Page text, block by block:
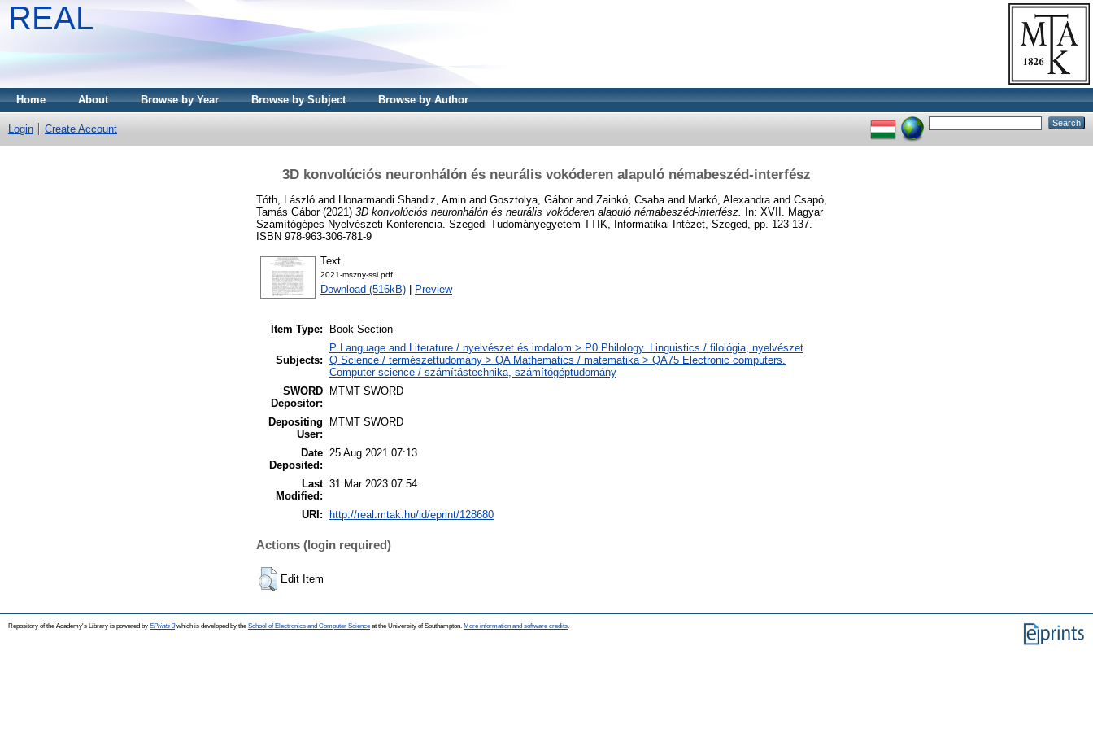
REAL
Home About Browse by Year Browse by Subject Browse by Author
Login Create Account
3D konvolúciós neuronhálón és neurális vokóderen alapuló némabeszéd-interfész
Tóth, László and Honarmandi Shandiz, Amin and Gosztolya, Gáborand Zainkó, Csaba and Markó, Alexandra and Csapó,
Tamás Gábor(2021) 3D konvolúciós neuronhálón és neurális vokóderen alapuló némabeszéd-interfész. In: XVII. Magyar
Számítógépes Nyelvészeti Konferencia. Szegedi Tudományegyetem TTIK, Informatikai Intézet, Szeged, pp. 123-137.
ISBN 978-963-306-781-9
Text
2021-mszny-ssi.pdf
Download (516kB) Preview
Item Type: Book Section
Subjects:
P Language and Literature / nyelvészet és irodalom > P0 Philology. Linguistics / filológia, nyelvészet
Q Science / természettudomány > QA Mathematics / matematika > QA75 Electronic computers.
Computer science / számítástechnika, számítógéptudomány
SWORD
Depositor:
MTMT SWORD
Depositing
User:
MTMT SWORD
Date
Deposited:
25 Aug 2021 07:13
Last
Modified:
31 Mar 2023 07:54
URI: http://real.mtak.hu/id/eprint/128680
Actions (login required)
Edit Item
Repository of the Academy's Library is powered by EPrints 3which is developed by the School of Electronics and Computer Science at the University of Southampton. More information and software credits